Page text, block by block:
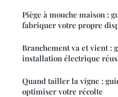
Piège à mouche maison :
fabriquer votre propre
Branchement va et vient :
installation électrique
Quand tailler la vigne :
optimiser votre récolte